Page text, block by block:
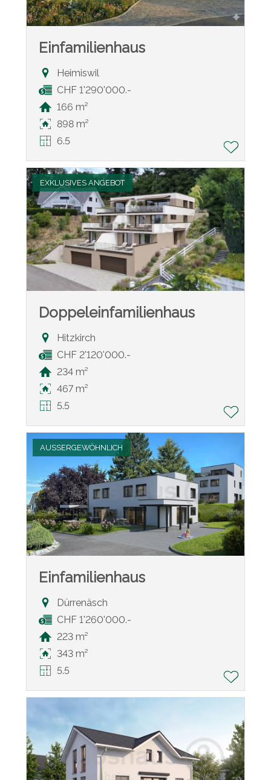
Einfamilienhaus
Heimiswil
CHF 1'290'000.-
166 m²
898 m²
6.5
EXKLUSIVES ANGEBOT
Doppeleinfamilienhaus
Hitzkirch
CHF 2'120'000.-
234 m²
467 m²
5.5
AUSSERGEWÖHNLICH
Einfamilienhaus
Dürrenäsch
CHF 1'260'000.-
223 m²
343 m²
5.5